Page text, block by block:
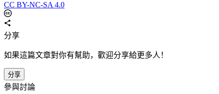
CC BY-NC-SA 4.0
分享
如果這篇文章對你有幫助，歡迎分享給更多人！
分享
參與討論